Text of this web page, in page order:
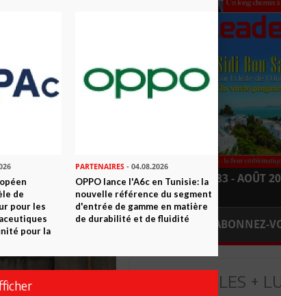
LEADERS N° 183 - AOÛT
ABONNEZ-
LES +
de
pour les
pour la
PARTENAIRES- 04.08.2026
OPPO lance l'A6c en Tunisie: la
nouvelle référence du segment
d'entrée de gamme en matière
de durabilité et de fluidité